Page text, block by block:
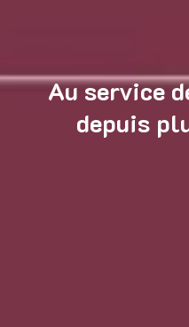
Au service
depuis